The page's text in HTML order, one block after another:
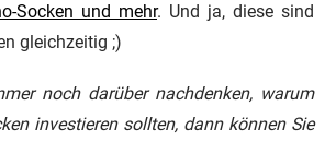
Socken und mehr. Und ja, diese sind
gleichzeitig ;)
noch darüber nachdenken, warum
investieren sollten, dann können Sie